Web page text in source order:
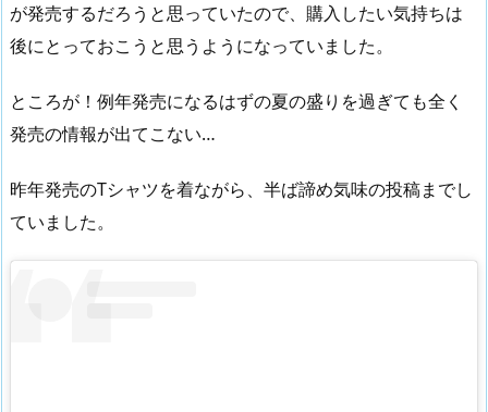
が発売するだろうと思っていたので、購入したい気持ちは
後にとっておこうと思うようになっていました。
ところが！例年発売になるはずの夏の盛りを過ぎても全く
発売の情報が出てこない…
昨年発売のTシャツを着ながら、半ば諦め気味の投稿までし
ていました。